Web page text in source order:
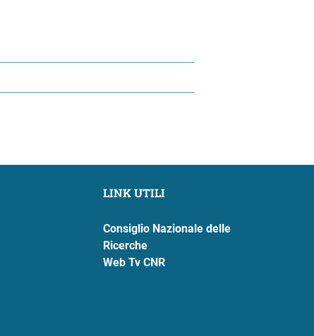
LINK UTILI
Consiglio Nazionale delle
Ricerche
Web Tv CNR